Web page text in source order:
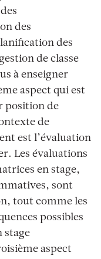
des
des
de classe
à enseigner
aspect qui est
position de
de
est l’évaluation
Les évaluations
en stage,
sont
tout comme les
possibles
stage
aspect